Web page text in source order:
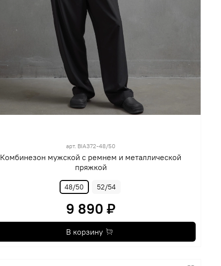
арт. BIA372-48/50
Комбинезон мужской с ремнем и металлической
пряжкой
48/50 52/54
9 890 ₽
В корзину